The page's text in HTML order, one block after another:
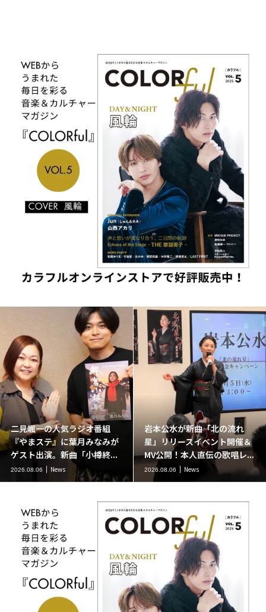
二見颯一の人気ラジオ番組
『やまステ』に葉月みなみが
ゲスト出演。新曲「小樽終...
2026.08.06 News
岩本公水が新曲「北の流れ
星」リリースイベント開催＆
MV公開！本人直伝の歌唱レ...
2026.08.06 News